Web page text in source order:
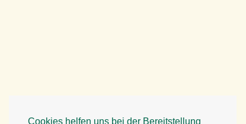
Cookies helfen uns bei der Bereitstellung